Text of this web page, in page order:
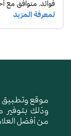
موقع
وذلك بتوفير
من أفضل